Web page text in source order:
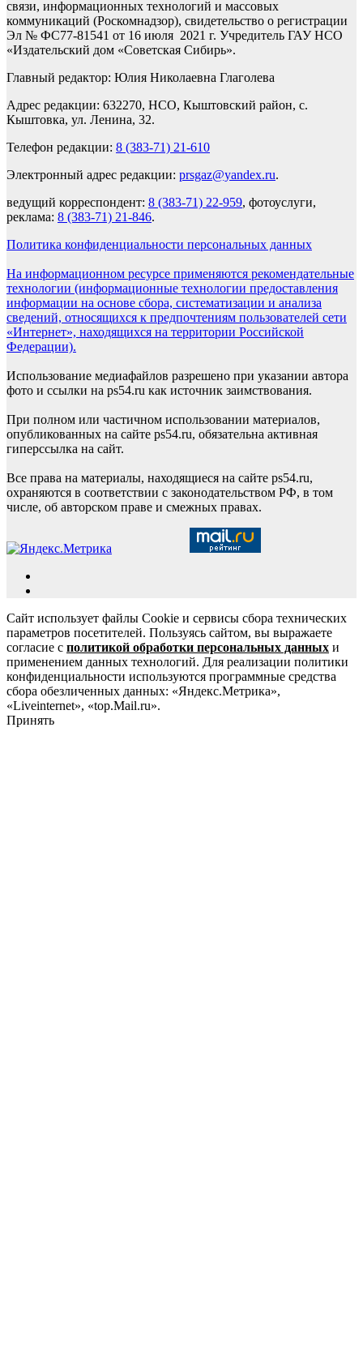
связи, информационных технологий и массовых
коммуникаций (Роскомнадзор), свидетельство о регистрации
Эл № ФС77-81541 от 16 июля 2021 г. Учредитель ГАУ НСО
«Издательский дом «Советская Сибирь».
Главный редактор: Юлия Николаевна Глаголева
Адрес редакции: 632270, НСО, Кыштовский район, с.
Кыштовка, ул. Ленина, 32.
Телефон редакции: 8 (383-71) 21-610
Электронный адрес редакции: prsgaz@yandex.ru.
ведущий корреспондент: 8 (383-71) 22-959, фотоуслуги,
реклама: 8 (383-71) 21-846.
Политика конфиденциальности персональных данных
На информационном ресурсе применяются рекомендательные
технологии (информационные технологии предоставления
информации на основе сбора, систематизации и анализа
сведений, относящихся к предпочтениям пользователей сети
«Интернет», находящихся на территории Российской
Федерации).
Использование медиафайлов разрешено при указании автора
фото и ссылки на ps54.ru как источник заимствования.
При полном или частичном использовании материалов,
опубликованных на сайте ps54.ru, обязательна активная
гиперссылка на сайт.
Все права на материалы, находящиеся на сайте ps54.ru,
охраняются в соответствии с законодательством РФ, в том
числе, об авторском праве и смежных правах.
Сайт использует файлы Cookie и сервисы сбора технических
параметров посетителей. Пользуясь сайтом, вы выражаете
согласие с политикой обработки персональных данных и
применением данных технологий. Для реализации политики
конфиденциальности используются программные средства
сбора обезличенных данных: «Яндекс.Метрика»,
«Liveinternet», «top.Mail.ru».
Принять